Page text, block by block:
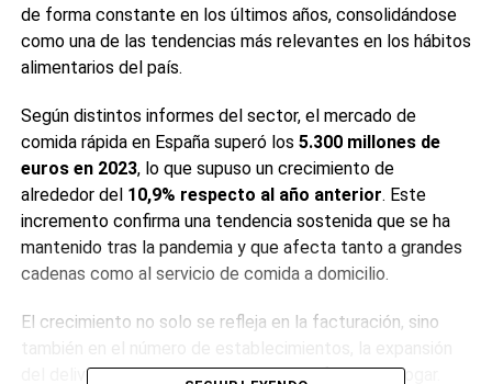
de forma constante en los últimos años, consolidándose
como una de las tendencias más relevantes en los hábitos
alimentarios del país.
Según distintos informes del sector, el mercado de
comida rápida en España superó los 5.300 millones de
euros en 2023, lo que supuso un crecimiento de
alrededor del 10,9% respecto al año anterior. Este
incremento confirma una tendencia sostenida que se ha
mantenido tras la pandemia y que afecta tanto a grandes
cadenas como al servicio de comida a domicilio.
El crecimiento no solo se refleja en la facturación, sino
del delivery y el aumento del consumo fuera del hogar.